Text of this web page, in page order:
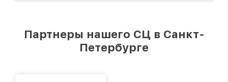
лучшим сервисным центром Sightmark в
городе Санкт-Петербурге, постоянно
Партнеры нашего СЦ в Санкт-
Петербурге